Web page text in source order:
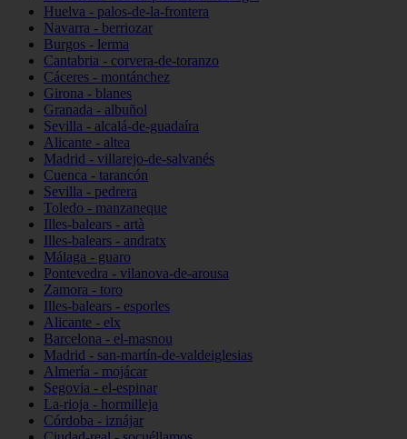
Huelva - palos-de-la-frontera
Navarra - berriozar
Burgos - lerma
Cantabria - corvera-de-toranzo
Cáceres - montánchez
Girona - blanes
Granada - albuñol
Sevilla - alcalá-de-guadaíra
Alicante - altea
Madrid - villarejo-de-salvanés
Cuenca - tarancón
Sevilla - pedrera
Toledo - manzaneque
Illes-balears - artà
Illes-balears - andratx
Málaga - guaro
Pontevedra - vilanova-de-arousa
Zamora - toro
Illes-balears - esporles
Alicante - elx
Barcelona - el-masnou
Madrid - san-martín-de-valdeiglesias
Almería - mojácar
Segovia - el-espinar
La-rioja - hormilleja
Córdoba - iznájar